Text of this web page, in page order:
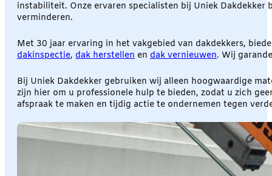
instabiliteit. Onze ervaren specialisten bij Uniek
verminderen.
Met 30 jaar ervaring in het vakgebied van dakdekkers,
dakinspectie, dak herstellen en dak vernieuwen. Wij
Bij Uniek Dakdekker gebruiken wij alleen hoogwaardige
zijn hier om u professionele hulp te bieden, zodat u zich
afspraak te maken en tijdig actie te ondernemen tegen